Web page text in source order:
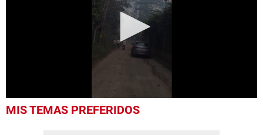
seconds
MIS TEMAS PREFERIDOS